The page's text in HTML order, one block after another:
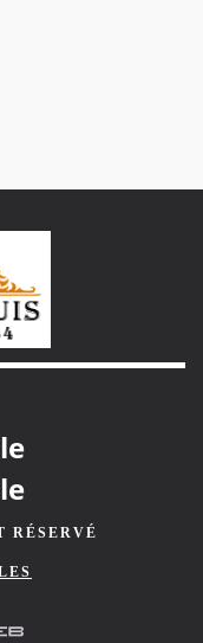
RÉSERVÉ